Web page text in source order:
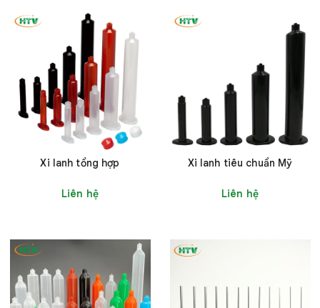
Xi lanh tổng hợp
Liên hệ
Xi lanh tiêu chuẩn Mỹ
Liên hệ